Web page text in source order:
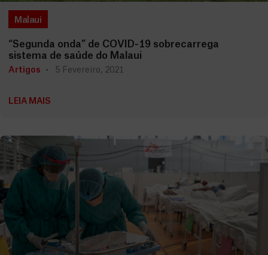
Malaui
“Segunda onda” de COVID-19 sobrecarrega
sistema de saúde do Malaui
Artigos 5 Fevereiro, 2021
LEIA MAIS